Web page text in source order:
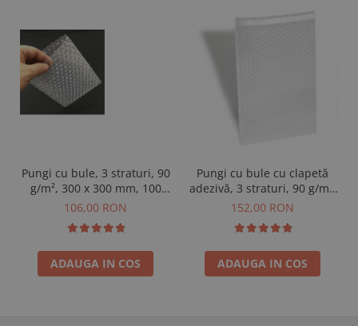
Pungi cu bule, 3 straturi, 90
g/m², 300 x 300 mm, 100
buc
106,00 RON
ADAUGA IN COS
Pungi cu bule cu clapetă
adezivă, 3 straturi, 90 g/m²,
300 x 400 + 50 mm, 100 buc
152,00 RON
ADAUGA IN COS